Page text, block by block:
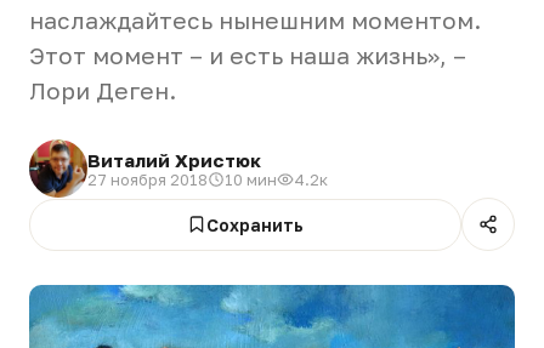
наслаждайтесь нынешним моментом.
Этот момент – и есть наша жизнь», –
Лори Деген.
Виталий Христюк
27 ноября 2018 10 мин 4.2к
Сохранить